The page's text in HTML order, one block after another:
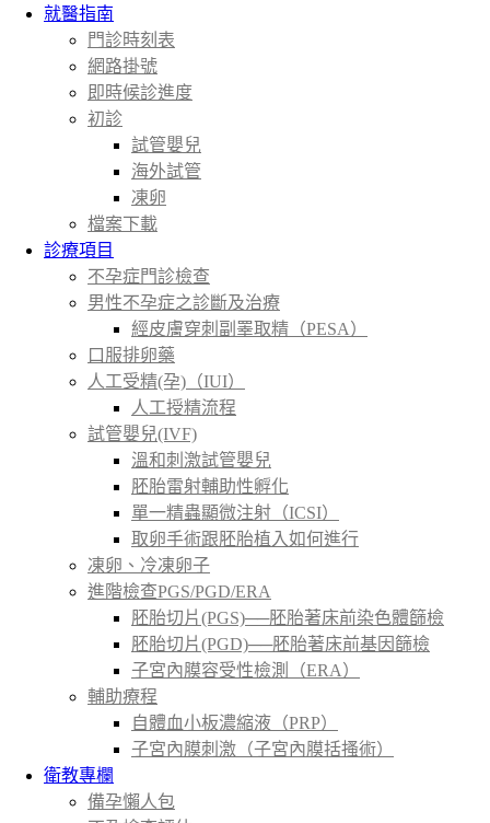
就醫指南
門診時刻表
網路掛號
即時候診進度
初診
試管嬰兒
海外試管
凍卵
檔案下載
診療項目
不孕症門診檢查
男性不孕症之診斷及治療
經皮膚穿刺副睪取精（PESA）
口服排卵藥
人工受精(孕)（IUI）
人工授精流程
試管嬰兒(IVF)
溫和刺激試管嬰兒
胚胎雷射輔助性孵化
單一精蟲顯微注射（ICSI）
取卵手術跟胚胎植入如何進行
凍卵、冷凍卵子
進階檢查PGS/PGD/ERA
胚胎切片(PGS)──胚胎著床前染色體篩檢
胚胎切片(PGD)──胚胎著床前基因篩檢
子宮內膜容受性檢測（ERA）
輔助療程
自體血小板濃縮液（PRP）
子宮內膜刺激（子宮內膜括搔術）
衛教專欄
備孕懶人包